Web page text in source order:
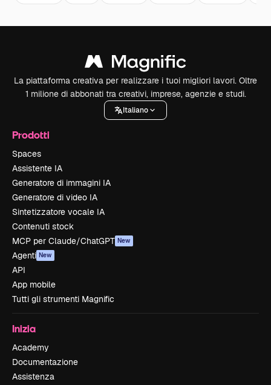
La piattaforma creativa per realizzare i tuoi migliori lavori. Oltre
1 milione di abbonati tra creativi, imprese, agenzie e studi.
Italiano
Prodotti
Spaces
Assistente IA
Generatore di immagini IA
Generatore di video IA
Sintetizzatore vocale IA
Contenuti stock
MCP per Claude/ChatGPT New
Agenti New
API
App mobile
Tutti gli strumenti Magnific
Inizia
Academy
Documentazione
Assistenza